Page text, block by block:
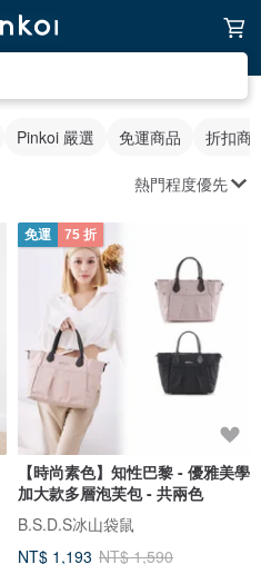
Pinkoi 嚴選 免運商品 折扣商
熱門程度優先
免運 75 折
【時尚素色】知性巴黎 - 優雅美學
加大款多層泡芙包 - 共兩色
B.S.D.S冰山袋鼠
NT$ 1,193 NT$ 1,590